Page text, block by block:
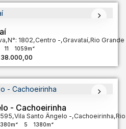
38.000,00
,N°: 1802,Centro ,Gravataí,Rio Grande
11 1059m²
- Cachoeirinha
595,Vila Santo Ângelo ,Cachoeirinha,
5 1380m²